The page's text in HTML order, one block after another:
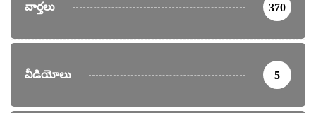
వార్తలు 370
వీడియోలు 5